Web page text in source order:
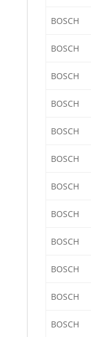
BOSCH
BOSCH
BOSCH
BOSCH
BOSCH
BOSCH
BOSCH
BOSCH
BOSCH
BOSCH
BOSCH
BOSCH